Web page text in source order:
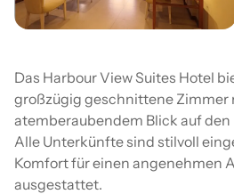
Das Harbour View Suites Hotel
großzügig geschnittene Zimmer
atemberaubendem Blick auf den
Alle Unterkünfte sind stilvoll
Komfort für einen angenehmen
ausgestattet.